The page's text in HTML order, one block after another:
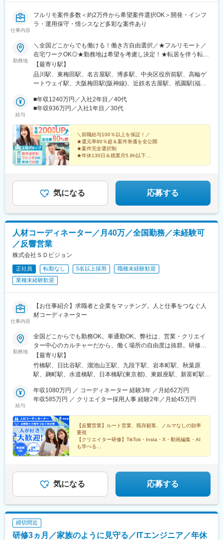
柳川駅、東山・おかでんミュージアム駅、長船駅、植木駅、新水
前寺駅、東海学園前駅、健軍町駅、中目黒駅、大阪梅田駅(阪急
線)、伏見駅(愛知県)、近鉄弥富駅、名鉄一宮駅、小牧口駅、多屋
駅、上前津駅、荒子駅、名鉄名古屋駅、原駅(愛知県)、大曽根駅、
本笠寺駅、熱田駅、志賀本通駅、岡山駅、仙台駅(地下鉄)、熊本駅
前駅、さいたま新都心駅、本川越駅、金沢八景駅(京急線)、東神奈
川駅、高島町駅、桜木町駅、鶴見駅、蒔田駅、宮崎台駅、高津駅
(神奈川県)、川崎駅、登戸駅、武蔵小杉駅、淵野辺駅、新浜松駅、
駅、東葉勝田台駅、貝塚市役所前駅、岸和田駅、河内森駅、高槻
市駅、中百舌鳥駅、阿倍野駅(地下鉄)、千林大宮駅、住吉大社駅、
阪難波駅、大阪上本町駅、都島駅、新深江駅、ＪＲ淡路駅、新福
島駅、大阪梅田駅(阪神線)、西中島南方駅、新今宮駅、ＪＲ河内永
和駅、高井田駅(関西本線)、富田林西口駅、宮之阪駅、新柴又駅、
高輪ゲートウェイ駅、西日暮里駅、和泉多摩川駅、萩山駅、新宿
御苑前駅、西太子堂駅、二重橋前駅、牛田駅(東京都)、上野広小路
駅、府中駅(東京都)、春日駅(東京都)、池袋駅、王子駅、とうきょ
うスカイツリー駅、九品仏駅、立川駅、豊島園駅(西武線)、生駒
駅、大和高田駅、金山駅(福岡県)、西鉄福岡駅、香椎駅、祇園駅
駅、東垂水駅、三宮駅(神戸市営)、西代駅、住吉駅(兵庫県・阪神
線)、灘駅、高速神戸駅、鳴尾・武庫川女子大前駅、中山観音駅、
さっぽろ駅、一乗寺駅、烏丸御池駅、京都河原町駅、西線１１条
駅、鷹野橋駅、草津南駅、卸町駅(宮城県)、第一通り駅、西川緑道
公園駅、新水前寺駅前駅、恵比寿駅、中津駅(地下鉄)、西一宮駅、
下小田井駅、近鉄名古屋駅、熱田神宮西駅、仙台駅、二本木口
駅、猿猴橋町駅、川越市駅、神奈川新町駅、横浜駅、馬車道駅、
弘明寺駅(京急線)、武蔵溝ノ口駅、日吉町駅、鬼越駅、京成千葉
駅、近義の里駅、白鷺駅、大阪阿部野橋駅、千林駅、住吉駅(大阪
海線)、桃谷駅、福島駅(大阪府・阪神線)、大阪駅、河内永和駅、
泉岳寺駅、西日暮里駅(舎人ライナー)、八坂駅、東新宿駅、京橋駅
駅、飯田橋駅、東池袋駅、曳舟駅、立川南駅、練馬駅、宝山寺
駅、福大前駅、天神南駅、香椎宮前駅、芦屋駅(阪神線)、三宮駅
(神戸新交通)、石屋川駅、岩屋駅(兵庫県)、湊川駅、北１２条駅、
三条駅(京都府)、西線６条駅、広電本社前駅、城下駅(岡山県)、味
噌天神前駅
仕事内容
フルリモ案件多数＜約2万件から希望案件選択OK＞開発・インフ
ラ・運用保守・情シスなど多彩な案件あり
勤務地
＼全国どこからでも働ける！働き方自由選択／★フルリモート／
在宅ワークOK◎★勤務地は希望を考慮し決定！★転居を伴う転勤
なし★東京・大阪・名古屋・北海道・福岡など、全国の希望勤務
地で勤務可能！★上京・地方移住など、ライフスタイルに合わせ
た働き方も実現できます！★U/Iターン歓迎！★自動車通勤可能
阪支社】大阪府大阪市北区梅田1-12-12 東京建物梅田ビル12F【名
古屋支社】愛知県名古屋市西区名駅1-1-17 名駅ダイヤメイテツビ
ル1F【北海道支社】北海道札幌市中央区南2条西10-1000-24
TAKETOビル
【最寄り駅】
品川駅、東梅田駅、名古屋駅、博多駅、中央区役所前駅、高輪ゲ
ートウェイ駅、大阪梅田駅(阪神線)、近鉄名古屋駅、祇園駅(福岡
８丁目駅
給与
■年収1240万円／入社2年目／40代
■年収936万円／入社1年目／30代
＼前職給与100％以上を保証！／
★還元率80％超＆案件単価を全公開
★案件完全選択制
★年休130日＆残業月5.8h以下
気になる 応募する
人材コーディネーター／月40万／全国勤務／未経験可
／反響営業
株式会社ＳＤビジョン
正社員 転勤なし 5名以上採用
職種未経験歓迎
業種未経験歓迎
仕事内容
【お仕事紹介】求職者と企業をマッチング。人と仕事をつなぐ人
材コーディネーター
勤務地
全国どこからでも勤務OK。車通勤OK。弊社は、営業・クリエイ
ター中心のカルチャーだから、働く場所の自由度は抜群。研修期
間は指定勤務先への出勤となります。引越に抵抗がある方は、”引
越費用 補助制度”を利用下さい。■引越費用補助：社内規定により
【最大10万円迄】支給■家具・家電購入費用補助：社内規定によ
り、補助金額や対象範囲が異なります。【引越費用補助：主な対
象者】人材コーディネーター職で3年以上の勤務経験と、一定規模
条件以外の方へ】上記以外の方（未経験者・他職種・初めての転
職の方・異業種からの応募等）についても、・社会人経験や職歴
（前職種での実績等）・転居の必要性、ご家族の有無、ご自身の
経済状況や生活上の課題等を総合的に考慮し、当社内の審査・規
定に基づき、適用可否や支給上限、対象品目を個別に検討・決定
の適用実例等は面接時に丁寧にご説明いたします。
【最寄り駅】
竹橋駅、日比谷駅、溜池山王駅、九段下駅、岩本町駅、秋葉原
駅、麹町駅、水道橋駅、日本橋駅(東京都)、東銀座駅、新富町駅
ヒルズ駅、新橋駅、浜松町駅、田町駅(東京都)、広尾駅、新宿駅、
西新宿駅、飯田橋駅、四ツ谷駅、高田馬場駅、東新宿駅、浅草橋
駅、五反田駅、武蔵小山駅、中目黒駅、自由が丘駅、蒲田駅、三
軒茶屋駅、二子玉川駅、恵比寿駅、代々木駅、中野駅(東京都)、阿
佐ケ谷駅、池袋駅、目白駅、赤羽駅、日暮里駅(舎人ライナー)、成
増駅、練馬駅、綾瀬駅、新小岩駅、西葛西駅、吉祥寺駅、三鷹
駅、町田駅、調布駅、京王八王子駅、立川駅、小田急多摩センタ
り駅、新横浜駅、川崎駅、武蔵小杉駅、武蔵溝ノ口駅、藤沢駅、
相模大野駅、本厚木駅、横須賀中央駅、平塚駅、鎌倉駅、小田原
駅、大和駅(神奈川県)、大宮駅(埼玉県)、浦和駅、川口駅、所沢
田駅、木更津駅、南流山駅、愛宕駅(千葉県)、茂原駅、西梅田駅、
梅田駅(地下鉄)、渡辺橋駅、心斎橋駅、なんば駅(南海線)、本町
駅、なにわ橋駅、天王寺駅、大阪阿部野橋駅、新大阪駅、堺東
給与
年収1080万円 ／ コーディネーター 経験3年 ／月給62万円
年収585万円 ／ クリエイター採用人事 経験2年／月給45万円
【反響営業】ルート営業、既存顧客、ノルマなしの効率
重視
【クリエイター研修】TikTok・Insta・X・動画編集・AI
も学べる
気になる 応募する
締切間近
研修3ヵ月／家族のように見守る／ITエンジニア／年休